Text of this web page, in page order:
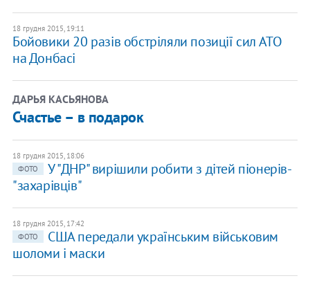
18 грудня 2015, 19:11
Бойовики 20 разів обстріляли позиції сил АТО
на Донбасі
ДАРЬЯ КАСЬЯНОВА
Счастье – в подарок
18 грудня 2015, 18:06
ФОТО
У "ДНР" вирішили робити з дітей піонерів-
"захарівців"
18 грудня 2015, 17:42
ФОТО
США передали українським військовим
шоломи і маски